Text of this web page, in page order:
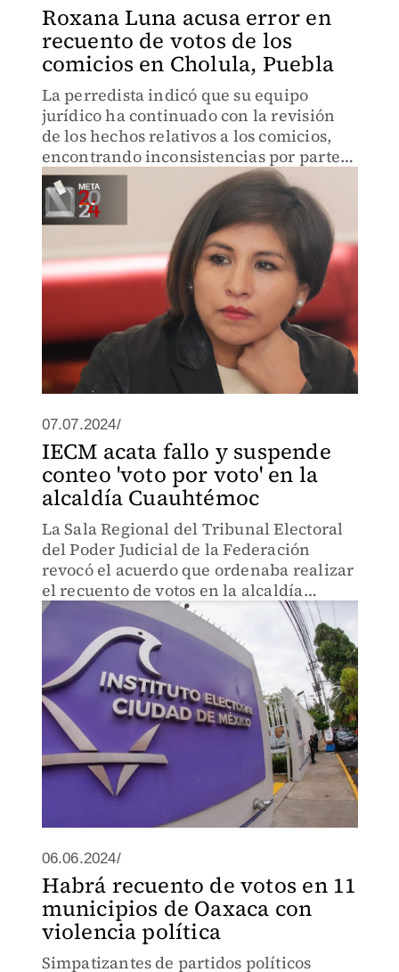
Roxana Luna acusa error en
recuento de votos de los
comicios en Cholula, Puebla
La perredista indicó que su equipo
jurídico ha continuado con la revisión
de los hechos relativos a los comicios,
encontrando inconsistencias por parte
de las autoridades electorales.
07.07.2024/
IECM acata fallo y suspende
conteo 'voto por voto' en la
alcaldía Cuauhtémoc
La Sala Regional del Tribunal Electoral
del Poder Judicial de la Federación
revocó el acuerdo que ordenaba realizar
el recuento de votos en la alcaldía
Cuauhtémoc.
06.06.2024/
Habrá recuento de votos en 11
municipios de Oaxaca con
violencia política
Simpatizantes de partidos políticos